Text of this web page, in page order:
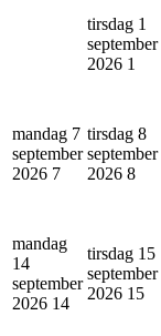
tirsdag 1
september
2026 1
mandag 7
september
2026 7
tirsdag 8
september
2026 8
mandag
14
september
2026 14
tirsdag 15
september
2026 15